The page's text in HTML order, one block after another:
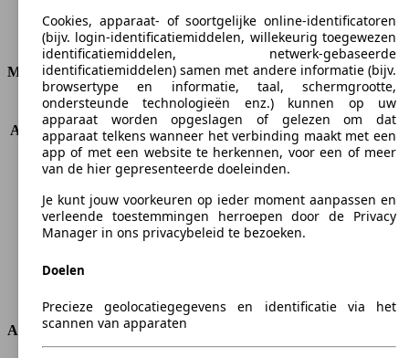
Verbruik
Motor & Vermogen
KW (PS)
77 kW (105 PS)
Acceleratie (0-100 km/h) -
Topsnelheid (km/h)
177 km/h
Aantal versnellingen
5
Cilinderinhoud
1594 ccm
Brandstof
Benzine
Transmissie
Afmetingen
Cookies, apparaat- of soortgelijke online-identificatoren
(bijv. login-identificatiemiddelen, willekeurig toegewezen
identificatiemiddelen, netwerk-gebaseerde
identificatiemiddelen) samen met andere informatie (bijv.
browsertype en informatie, taal, schermgrootte,
ondersteunde technologieën enz.) kunnen op uw
apparaat worden opgeslagen of gelezen om dat
apparaat telkens wanneer het verbinding maakt met een
app of met een website te herkennen, voor een of meer
van de hier gepresenteerde doeleinden.
Je kunt jouw voorkeuren op ieder moment aanpassen en
verleende toestemmingen herroepen door de Privacy
Manager in ons privacybeleid te bezoeken.
Doelen
Precieze geolocatiegegevens en identificatie via het
scannen van apparaten